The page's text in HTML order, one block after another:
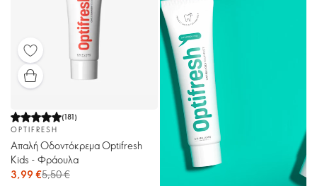
(181)
OPTIFRESH
Απαλή Οδοντόκρεμα Optifresh
Kids - Φράουλα
3,99 €5,50 €